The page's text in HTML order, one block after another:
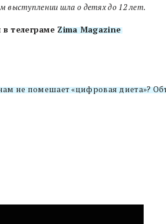
выступлении шла о детях до 12 лет.
телеграме Zima Magazine.
не помешает «цифровая диета»?